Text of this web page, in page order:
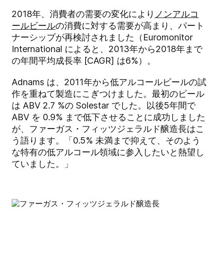
2018年、 消費者の需要の変化により ノンアルコ
ールビールの消費に対する需要が高まり、パート
ナーシップが再検討されました（Euromonitor
International によると、 2013年から2018年まで
の年間平均成長率 [CAGR] は6%） 。
Adnams は、2011年から低アルコールビールの試
作を重ねて製造にこぎつけました。最初のビール
は ABV 2.7 %の Solestar でした。以後5年間で
ABV を 0.9% まで低下させることに成功しました
が、ファーガス・フィッツジェラルド醸造長はこ
う語ります。「0.5% 未満まで抑えて、そのよう
な特有の低アルコール領域に参入したいと熱望し
ていました。」